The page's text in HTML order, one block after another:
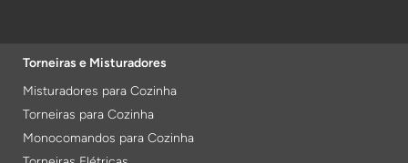
Torneiras e Misturadores
Misturadores para Cozinha
Torneiras para Cozinha
Monocomandos para Cozinha